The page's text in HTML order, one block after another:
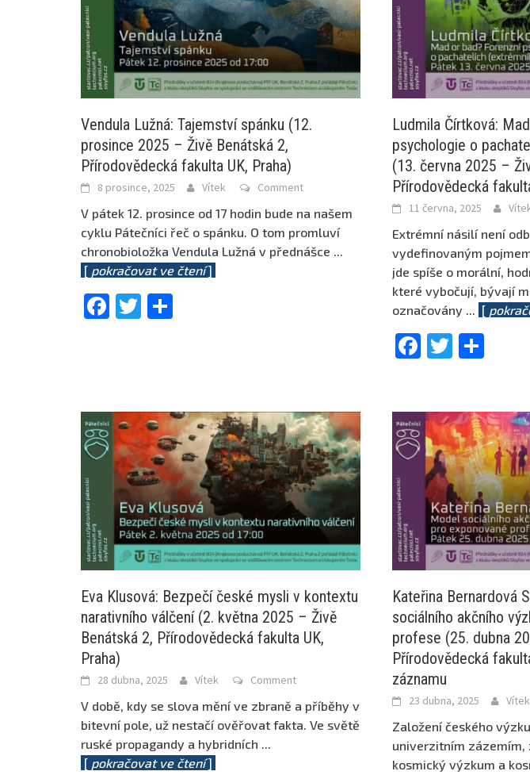
Vendula Lužná: Tajemství spánku (12.
prosince 2025 – Živě Benátská 2,
Přírodovědecká fakulta UK, Praha)
8 prosince, 2025 Vítek Comment
V pátek 12. prosince od 17 hodin bude na našem
cyklu Pátečníci řeč o spánku. O tom promluví
chronobioložka Vendula Lužná v přednášce ...
[ pokračovat ve čtení]
Facebook
Twitter
Ludmila Čírtková:
psychologie o
(13. června 2025 –
Přírodovědecká
11 června, 2025
Extrémní násilí není
vydefinovaným
jde spíše o morální,
které vybočují, bývají
označovány ... [
Facebook
Twitter
Eva Klusová: Bezpečí české mysli v kontextu
narativního válčení (2. května 2025 – Živě
Benátská 2, Přírodovědecká fakulta UK,
Praha)
28 dubna, 2025 Vítek Comment
V době, kdy se slova mění ve zbraně a příběhy v
bitevní pole, už nestačí ověřovat fakta. Ve světě
ruské propagandy a hybridních ...
[ pokračovat ve čtení]
Kateřina Bernardová
sociálního akčního
profese (25. dubna
Přírodovědecká
záznamu
23 dubna, 2025 Vítek
Založení českého
univerzitním zázemím,
kosmický výzkum a